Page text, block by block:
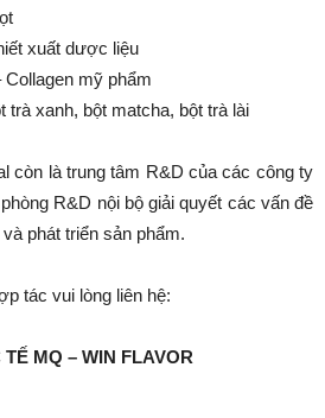
xuất dược liệu
mỹ phẩm
trà xanh, bột matcha, bột trà lài
còn là trung tâm R&D của các công ty
R&D nội bộ giải quyết các vấn đề
phát triển sản phẩm.
tác vui lòng liên hệ:
MQ – WIN FLAVOR